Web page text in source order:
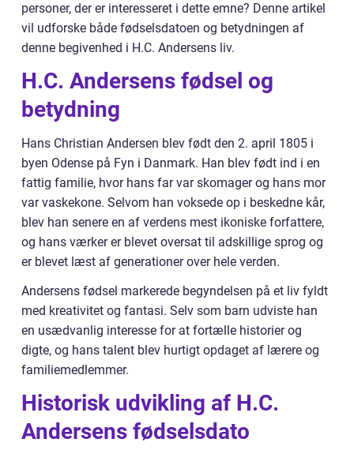
personer, der er interesseret i dette emne? Denne artikel
vil udforske både fødselsdatoen og betydningen af
denne begivenhed i H.C. Andersens liv.
H.C. Andersens fødsel og
betydning
Hans Christian Andersen blev født den 2. april 1805 i
byen Odense på Fyn i Danmark. Han blev født ind i en
fattig familie, hvor hans far var skomager og hans mor
var vaskekone. Selvom han voksede op i beskedne kår,
blev han senere en af verdens mest ikoniske forfattere,
og hans værker er blevet oversat til adskillige sprog og
er blevet læst af generationer over hele verden.
Andersens fødsel markerede begyndelsen på et liv fyldt
med kreativitet og fantasi. Selv som barn udviste han
en usædvanlig interesse for at fortælle historier og
digte, og hans talent blev hurtigt opdaget af lærere og
familiemedlemmer.
Historisk udvikling af H.C.
Andersens fødselsdato